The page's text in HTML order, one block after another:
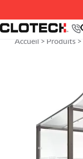
Accueil > Produits>